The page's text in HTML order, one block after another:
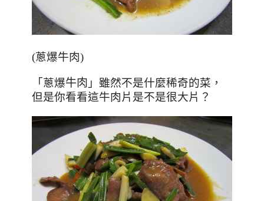
(蔥爆牛肉)
「蔥爆牛肉 」 雖然不是什麼稀奇的菜，
但是你看看這牛肉片是不是很大片？